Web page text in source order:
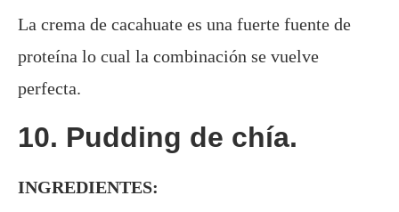
La crema de cacahuate es una fuerte fuente de
proteína lo cual la combinación se vuelve
perfecta.
10. Pudding de chía.
INGREDIENTES: